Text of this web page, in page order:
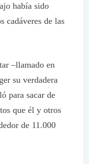
había sido
cadáveres de las
–llamado en
su verdadera
para sacar de
que él y otros
de 11.000